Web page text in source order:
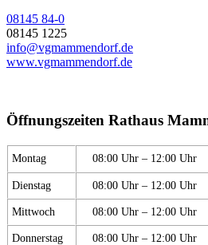
08145 84-0
08145 1225
info@vgmammendorf.de
www.vgmammendorf.de
Öffnungszeiten Rathaus
Montag 08:00 Uhr – 12:00 Uhr
Dienstag 08:00 Uhr – 12:00 Uhr
Mittwoch 08:00 Uhr – 12:00 Uhr
Donnerstag 08:00 Uhr – 12:00 Uhr